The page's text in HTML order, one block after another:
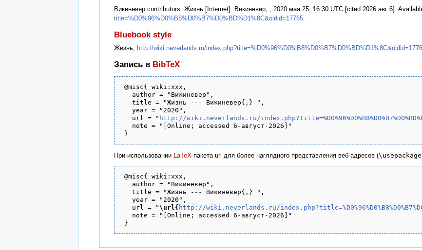
Викиневер contributors. Жизнь [Internet]. Викиневер, ; 2020 мая 25, 16:30 UTC [cited 2026 авг 6].
title=%D0%96%D0%B8%D0%B7%D0%BD%D1%8C&oldid=17765.
Bluebook style
Жизнь, http://wiki.neverlands.ru/
Запись в BibTeX
@misc{ wiki:xxx,
   author = "Викиневер",
   title = "Жизнь --- Викиневер{,} ",
   year = "2020",
   url = "
http://wiki.neverlands.ru/
   note = "[Online; accessed 6-август-2026]"
При использовании LaTeX-пакета url для более наглядного представления веб-адресов (
@misc{ wiki:xxx,
   author = "Викиневер",
   title = "Жизнь --- Викиневер{,} ",
   year = "2020",
   url = "
\url{ http://wiki.neverlands.ru/
   note = "[Online; accessed 6-август-2026]"